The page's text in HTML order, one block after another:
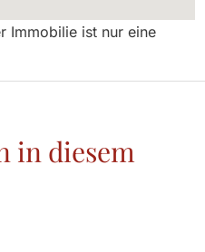
Immobilie ist nur eine
in diesem